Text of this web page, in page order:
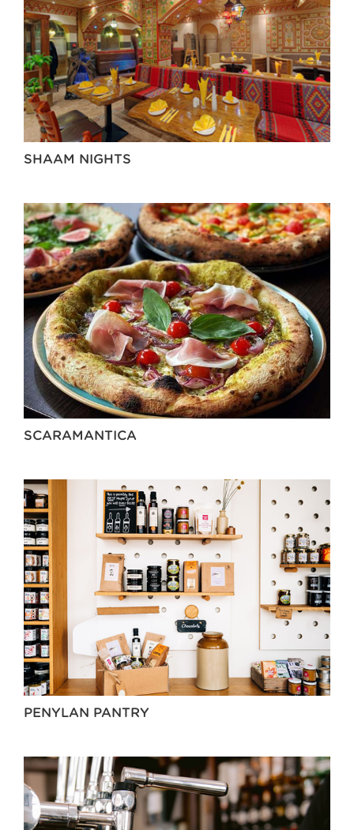
SHAAM NIGHTS
SCARAMANTICA
PENYLAN PANTRY